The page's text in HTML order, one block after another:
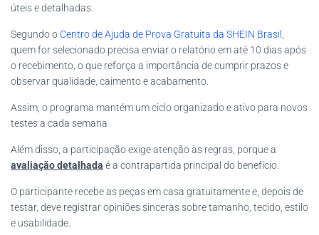
úteis e detalhadas.
Segundo o Centro de Ajuda de Prova Gratuita da SHEIN Brasil ,
quem for selecionado precisa enviar o relatório em até 10 dias após
o recebimento, o que reforça a importância de cumprir prazos e
observar qualidade, caimento e acabamento.
Assim, o programa mantém um ciclo organizado e ativo para novos
testes a cada semana
Além disso, a participação exige atenção às regras, porque a
avaliação detalhada é a contrapartida principal do benefício.
O participante recebe as peças em casa gratuitamente e, depois de
testar, deve registrar opiniões sinceras sobre tamanho, tecido, estilo
e usabilidade.